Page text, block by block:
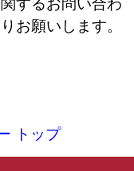
お願いします。
トップ